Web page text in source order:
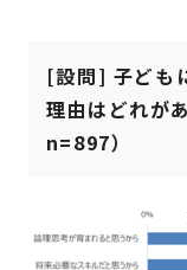
[設問] 子ども
理由はどれが
n=897）